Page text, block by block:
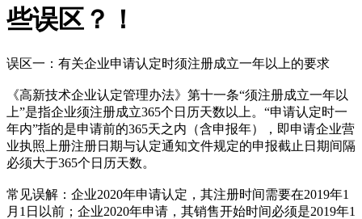
些误区？！
误区一：有关企业申请认定时须注册成立一年以上的要求
《高新技术企业认定管理办法》第十一条“须注册成立一年以
上”是指企业须注册成立365个日历天数以上。“申请认定时一
年内”指的是申请前的365天之内（含申报年），即申请企业营
业执照上册注册日期与认定通知文件规定的申报截止日期间隔
必须大于365个日历天数。
常见误解：企业2020年申请认定，其注册时间需要在2019年1
月1日以前；企业2020年申请，其销售开始时间必须是2019年1